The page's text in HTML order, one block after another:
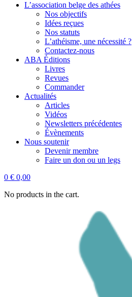
L’association belge des athées
Nos objectifs
Idées reçues
Nos statuts
L’athéisme, une nécessité ?
Contactez-nous
ABA Éditions
Livres
Revues
Commander
Actualités
Articles
Vidéos
Newsletters précédentes
Évènements
Nous soutenir
Devenir membre
Faire un don ou un legs
0 € 0,00
No products in the cart.